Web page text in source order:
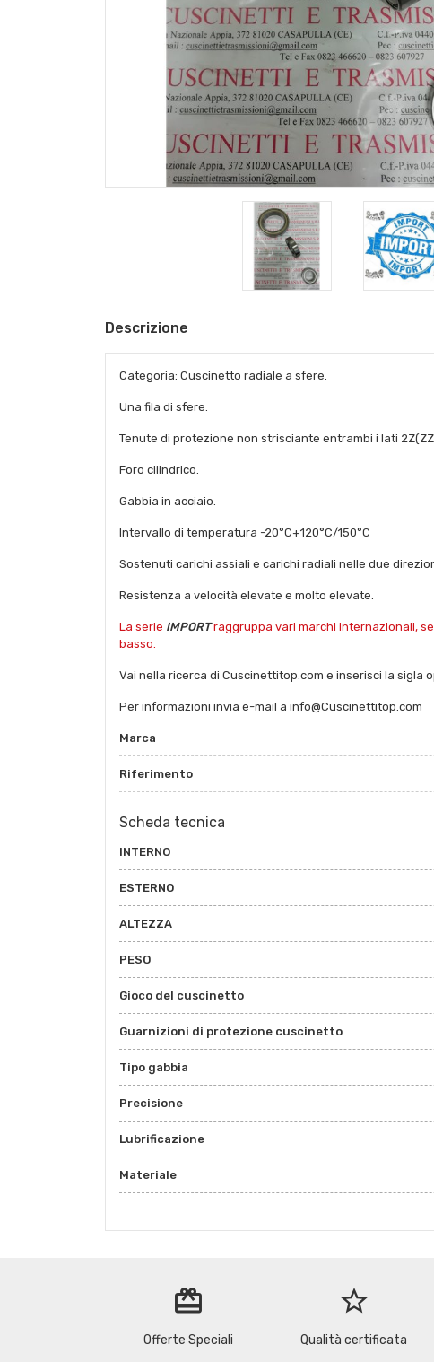
Descrizione
Categoria: Cuscinetto radiale a sfere.
Una fila di sfere.
Tenute di protezione non strisciante entrambi i lati
Foro cilindrico.
Gabbia in acciaio.
Intervallo di temperatura -20°C+120°C/150°C
Sostenuti carichi assiali e carichi radiali nelle due
Resistenza a velocità elevate e molto elevate.
La serie IMPORTraggruppa vari marchi internazionali,
basso.
Vai nella ricerca di Cuscinettitop.com e inserisci la
Per informazioni invia e-mail a info@Cuscinettitop.com
Marca
Riferimento
Scheda tecnica
INTERNO
ESTERNO
ALTEZZA
PESO
Gioco del cuscinetto
Guarnizioni di protezione cuscinetto
Tipo gabbia
Precisione
Lubrificazione
Materiale
redeem
Offerte Speciali
star_border
Qualità certificata